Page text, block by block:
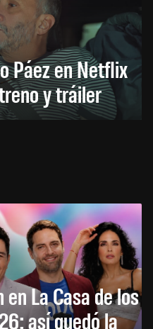
Páez en Netflix
y tráiler
La Casa de los
así quedó la